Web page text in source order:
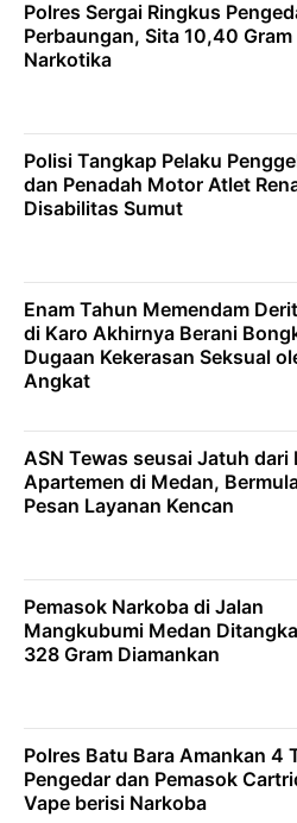
Polres Sergai Ringkus
Perbaungan, Sita 10,40 Gram
Narkotika
Polisi Tangkap Pelaku
dan Penadah Motor Atlet
Disabilitas Sumut
Enam Tahun Memendam
di Karo Akhirnya Berani
Dugaan Kekerasan Seksual
Angkat
ASN Tewas seusai Jatuh dari
Apartemen di Medan,
Pesan Layanan Kencan
Pemasok Narkoba di Jalan
Mangkubumi Medan
328 Gram Diamankan
Polres Batu Bara Amankan 4
Pengedar dan Pemasok
Vape berisi Narkoba